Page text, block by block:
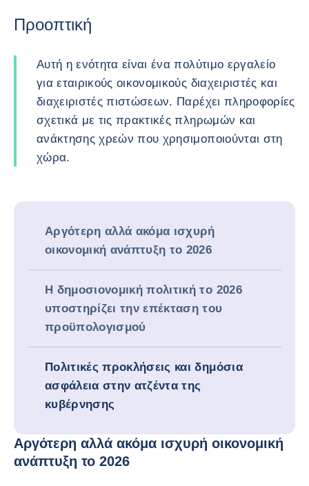
Προοπτική
Αυτή η ενότητα είναι ένα πολύτιμο εργαλείο
για εταιρικούς οικονομικούς διαχειριστές και
διαχειριστές πιστώσεων. Παρέχει πληροφορίες
σχετικά με τις πρακτικές πληρωμών και
ανάκτησης χρεών που χρησιμοποιούνται στη
χώρα.
Αργότερη αλλά ακόμα ισχυρή
οικονομική ανάπτυξη το 2026
Η δημοσιονομική πολιτική το 2026
υποστηρίζει την επέκταση του
προϋπολογισμού
Πολιτικές προκλήσεις και δημόσια
ασφάλεια στην ατζέντα της
κυβέρνησης
Αργότερη αλλά ακόμα ισχυρή οικονομική
ανάπτυξη το 2026